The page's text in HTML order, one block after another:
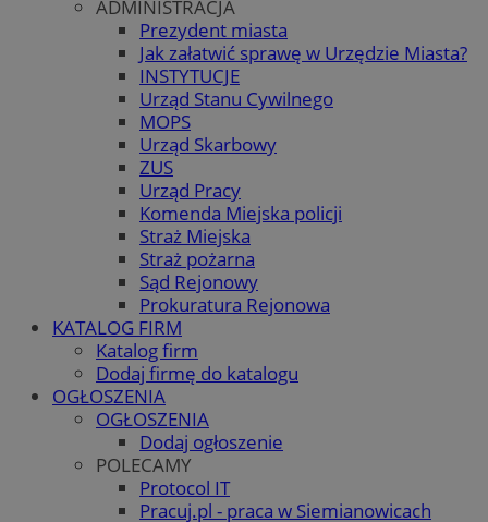
ADMINISTRACJA
Prezydent miasta
Jak załatwić sprawę w Urzędzie Miasta?
INSTYTUCJE
Urząd Stanu Cywilnego
MOPS
Urząd Skarbowy
ZUS
Urząd Pracy
Komenda Miejska policji
Straż Miejska
Straż pożarna
Sąd Rejonowy
Prokuratura Rejonowa
KATALOG FIRM
Katalog firm
Dodaj firmę do katalogu
OGŁOSZENIA
OGŁOSZENIA
Dodaj ogłoszenie
POLECAMY
Protocol IT
Pracuj.pl - praca w Siemianowicach